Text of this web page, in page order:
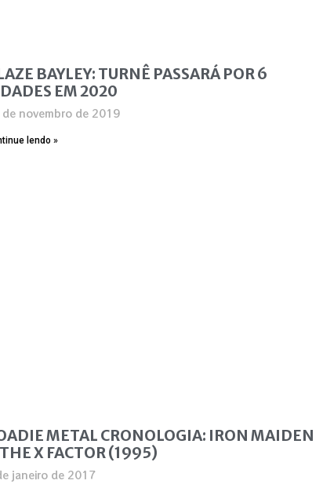
BAYLEY: TURNÊ PASSARÁ POR 6
EM 2020
de novembro de 2019
lendo »
METAL CRONOLOGIA: IRON MAIDEN
X FACTOR (1995)
janeiro de 2017